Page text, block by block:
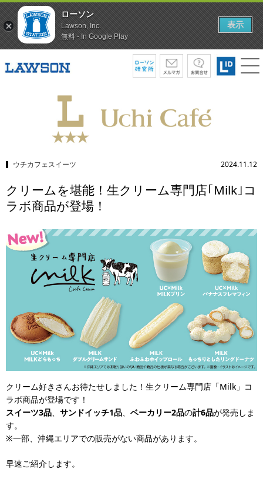
ウチカフェスイーツ 2024.11.12
クリームを堪能！生クリーム専門店｢Milk｣コ
ラボ商品が登場！
クリーム好きさんお待たせしました！生クリーム専門店「Milk」コ
ラボ商品が登場です！
スイーツ3品、 サンドイッチ1品、 ベーカリー2品の計6品が発売しま
す。
※一部、沖縄エリアでの販売がない商品があります。
早速ご紹介します。
ローソン
Lawson, Inc.
無料 - In Google Play
表示